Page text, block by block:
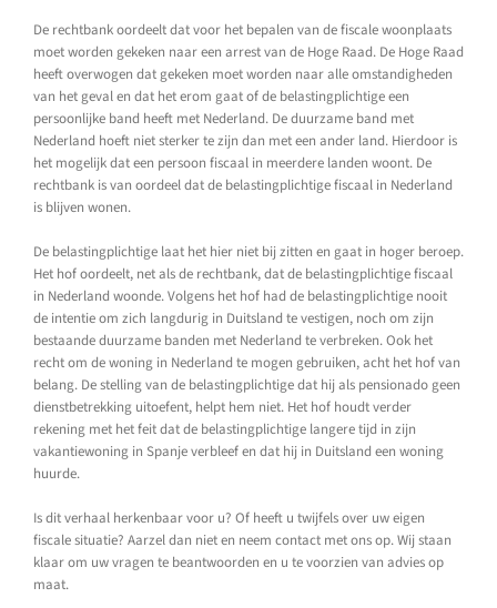
De rechtbank oordeelt dat voor het bepalen van de fiscale woonplaats
moet worden gekeken naar een arrest van de Hoge Raad. De Hoge Raad
heeft overwogen dat gekeken moet worden naar alle omstandigheden
van het geval en dat het erom gaat of de belastingplichtige een
persoonlijke band heeft met Nederland. De duurzame band met
Nederland hoeft niet sterker te zijn dan met een ander land. Hierdoor is
het mogelijk dat een persoon fiscaal in meerdere landen woont. De
rechtbank is van oordeel dat de belastingplichtige fiscaal in Nederland
is blijven wonen.
De belastingplichtige laat het hier niet bij zitten en gaat in hoger beroep.
Het hof oordeelt, net als de rechtbank, dat de belastingplichtige fiscaal
in Nederland woonde. Volgens het hof had de belastingplichtige nooit
de intentie om zich langdurig in Duitsland te vestigen, noch om zijn
bestaande duurzame banden met Nederland te verbreken. Ook het
recht om de woning in Nederland te mogen gebruiken, acht het hof van
belang. De stelling van de belastingplichtige dat hij als pensionado geen
dienstbetrekking uitoefent, helpt hem niet. Het hof houdt verder
rekening met het feit dat de belastingplichtige langere tijd in zijn
vakantiewoning in Spanje verbleef en dat hij in Duitsland een woning
huurde.
Is dit verhaal herkenbaar voor u? Of heeft u twijfels over uw eigen
fiscale situatie? Aarzel dan niet en neem contact met ons op. Wij staan
klaar om uw vragen te beantwoorden en u te voorzien van advies op
maat.